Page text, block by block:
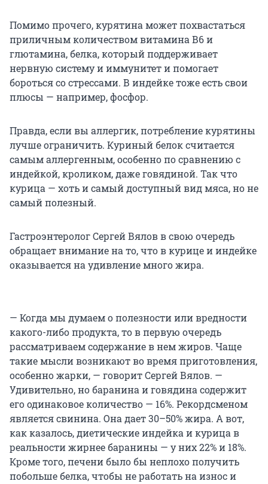
Помимо прочего, курятина может похвастаться
приличным количеством витамина В6 и
глютамина, белка, который поддерживает
нервную систему и иммунитет и помогает
бороться со стрессами. В индейке тоже есть свои
плюсы — например, фосфор.
Правда, если вы аллергик, потребление курятины
лучше ограничить. Куриный белок считается
самым аллергенным, особенно по сравнению с
индейкой, кроликом, даже говядиной. Так что
курица — хоть и самый доступный вид мяса, но не
самый полезный.
Гастроэнтеролог Сергей Вялов в свою очередь
обращает внимание на то, что в курице и индейке
оказывается на удивление много жира.
— Когда мы думаем о полезности или вредности
какого-либо продукта, то в первую очередь
рассматриваем содержание в нем жиров. Чаще
такие мысли возникают во время приготовления,
особенно жарки, — говорит Сергей Вялов. —
Удивительно, но баранина и говядина содержит
его одинаковое количество — 16%. Рекордсменом
является свинина. Она дает 30–50% жира. А вот,
как казалось, диетические индейка и курица в
реальности жирнее баранины — у них 22% и 18%.
Кроме того, печени было бы неплохо получить
побольше белка, чтобы не работать на износ и